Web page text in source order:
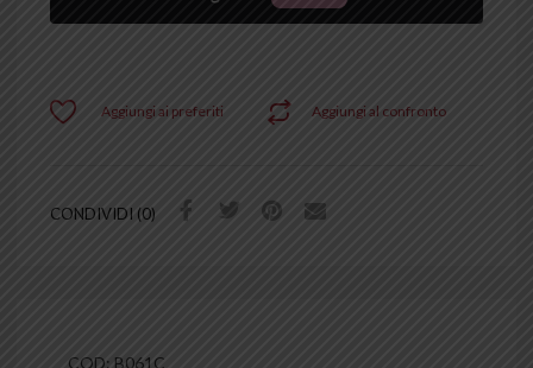
Aggiungi al confronto
Aggiungi ai preferiti
CONDIVIDI (0)
COD: B061C